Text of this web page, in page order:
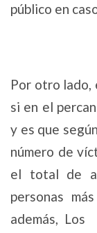
público en
Por otro lado,
si en el
y es que
número de
el total de
personas
además, Los